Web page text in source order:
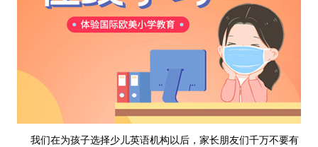
我们在为孩子选择少儿英语机构以后，家长朋友们千万不要有